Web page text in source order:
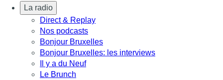
La radio
Direct & Replay
Nos podcasts
Bonjour Bruxelles
Bonjour Bruxelles: les interviews
Il y a du Neuf
Le Brunch